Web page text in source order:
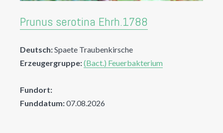
Prunus serotina Ehrh.1788
Deutsch:Spaete Traubenkirsche
Erzeugergruppe:(Bact.) Feuerbakterium
Fundort:
Funddatum:07.08.2026